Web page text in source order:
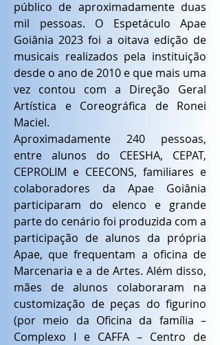
público de aproximadamente duas
mil pessoas. O Espetáculo Apae
Goiânia 2023 foi a oitava edição de
musicais realizados pela instituição
desde o ano de 2010 e que mais uma
vez contou com a Direção Geral
Artística e Coreográfica de Ronei
Maciel.
Aproximadamente 240 pessoas,
entre alunos do CEESHA, CEPAT,
CEPROLIM e CEECONS, familiares e
colaboradores da Apae Goiânia
participaram do elenco e grande
parte do cenário foi produzida com a
participação de alunos da própria
Apae, que frequentam a oficina de
Marcenaria e a de Artes. Além disso,
mães de alunos colaboraram na
customização de peças do figurino
(por meio da Oficina da família –
Complexo I e CAFFA – Centro de